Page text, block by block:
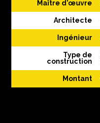
Maître d'œuvre
Architecte
Ingénieur
Type de
construction
Montant